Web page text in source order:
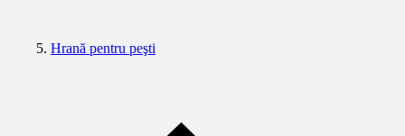
Hrană pentru peşti